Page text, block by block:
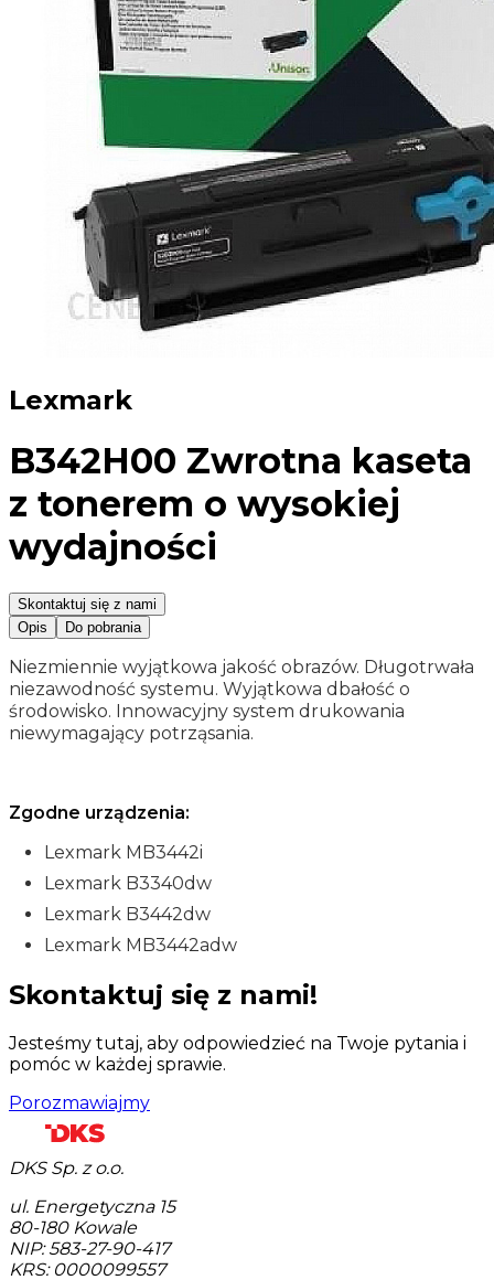
Lexmark
B342H00 Zwrotna kaseta
z tonerem o wysokiej
wydajności
Skontaktuj się z nami
Opis
Do pobrania
Niezmiennie wyjątkowa jakość obrazów. Długotrwała
niezawodność systemu. Wyjątkowa dbałość o
środowisko. Innowacyjny system drukowania
niewymagający potrząsania.
Zgodne urządzenia:
Lexmark MB3442i
Lexmark B3340dw
Lexmark B3442dw
Lexmark MB3442adw
Skontaktuj się z nami!
Jesteśmy tutaj, aby odpowiedzieć na Twoje pytania i
pomóc w każdej sprawie.
Porozmawiajmy
DKS Sp. z o.o.
ul. Energetyczna 15
80-180 Kowale
NIP: 583-27-90-417
KRS: 0000099557